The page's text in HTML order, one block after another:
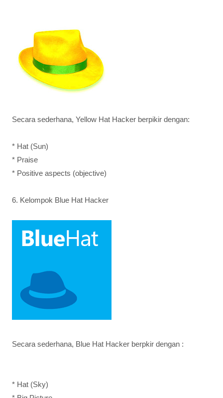
Secara sederhana, Yellow Hat Hacker berpikir dengan:
* Hat (Sun)
* Praise
* Positive aspects (objective)
6. Kelompok Blue Hat Hacker
Secara sederhana, Blue Hat Hacker berpkir dengan :
* Hat (Sky)